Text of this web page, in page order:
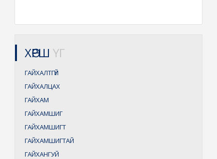
ХӨРШ ҮГ
ГАЙХАЛТГҮЙ
ГАЙХАЛЦАХ
ГАЙХАМ
ГАЙХАМШИГ
ГАЙХАМШИГТ
ГАЙХАМШИГТАЙ
ГАЙХАНГУЙ